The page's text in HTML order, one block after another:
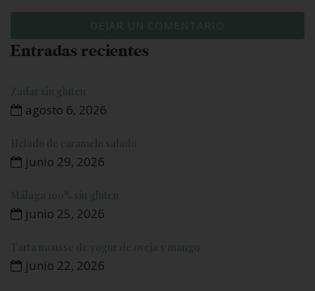
Entradas recientes
Zadar sin gluten
agosto 6, 2026
Helado de caramelo salado
junio 29, 2026
Málaga 100% sin gluten
junio 25, 2026
Tarta mousse de yogur de oveja y mango
junio 22, 2026